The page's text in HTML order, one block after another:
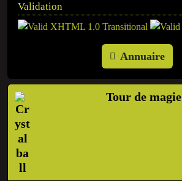
Validation
Annuaire
Tour de magie